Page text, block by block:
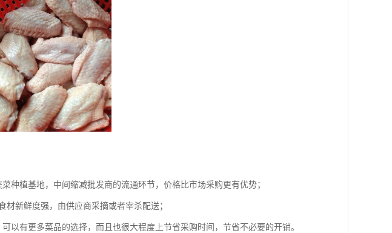
种植基地，中间缩减批发商的流通环节，价格比市场采购更有优势；
新鲜度强，由供应商采摘或者宰杀配送；
以有更多菜品的选择，而且也很大程度上节省采购时间，节省不必要的开销。